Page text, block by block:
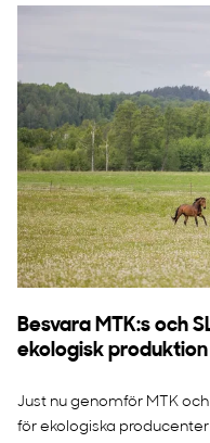
Besvara MTK:s och
ekologisk
Just nu genomför MTK
för ekologiska